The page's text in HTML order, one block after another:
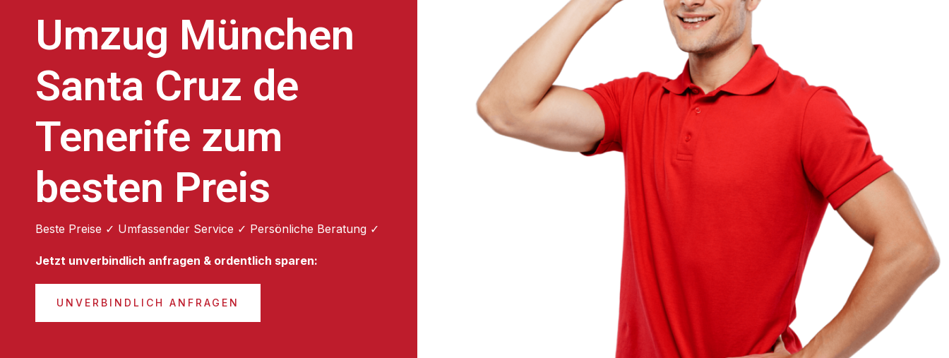
Umzug München
Santa Cruz de
Tenerife zum
besten Preis
Beste Preise ✓ Umfassender Service ✓ Persönliche Beratung ✓
Jetzt unverbindlich anfragen & ordentlich sparen:
UNVERBINDLICH ANFRAGEN